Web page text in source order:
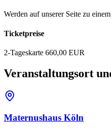
Werden auf unserer Seite zu
Ticketpreise
2-Tageskarte 660,00 EUR
Veranstaltungsort
Maternushaus Köln